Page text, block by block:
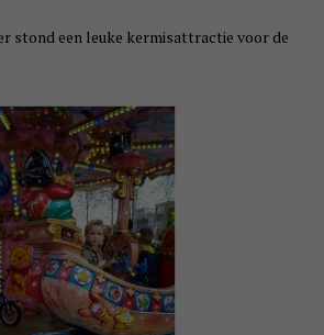
stond een leuke kermisattractie voor de